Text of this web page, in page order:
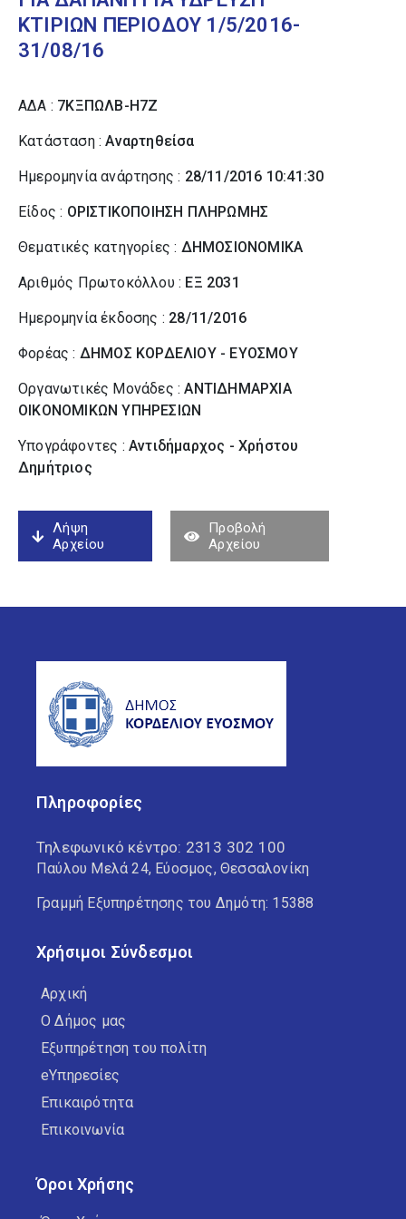
ΚΤΙΡΙΩΝ ΠΕΡΙΟΔΟΥ 1/5/2016-
31/08/16
ΑΔΑ : 7ΚΞΠΩΛΒ-Η7Ζ
Κατάσταση :Αναρτηθείσα
Ημερομηνία ανάρτησης : 28/11/2016 10:41:30
Είδος : ΟΡΙΣΤΙΚΟΠΟΙΗΣΗ ΠΛΗΡΩΜΗΣ
Θεματικές κατηγορίες : ΔΗΜΟΣΙΟΝΟΜΙΚΑ
Αριθμός Πρωτοκόλλου : ΕΞ 2031
Ημερομηνία έκδοσης : 28/11/2016
Φορέας : ΔΗΜΟΣ ΚΟΡΔΕΛΙΟΥ - ΕΥΟΣΜΟΥ
Οργανωτικές Μονάδες :ΑΝΤΙΔΗΜΑΡΧΙΑ
ΟΙΚΟΝΟΜΙΚΩΝ ΥΠΗΡΕΣΙΩΝ
Υπογράφοντες : Αντιδήμαρχος - Χρήστου
Δημήτριος
Λήψη
Αρχείου
Προβολή
Αρχείου
Πληροφορίες
Τηλεφωνικό κέντρο: 2313 302 100
Παύλου Μελά 24, Εύοσμος, Θεσσαλονίκη
Γραμμή Εξυπηρέτησης του Δημότη: 15388
Χρήσιμοι Σύνδεσμοι
Αρχική
Ο Δήμος μας
Εξυπηρέτηση του πολίτη
eΥπηρεσίες
Επικαιρότητα
Επικοινωνία
Όροι Χρήσης